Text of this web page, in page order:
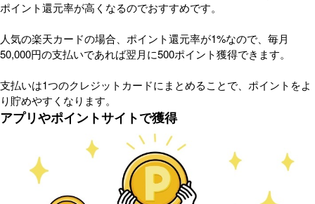
ポイント還元率が高くなるのでおすすめです。
人気の楽天カードの場合、ポイント還元率が1%なので、毎月
50,000円の支払いであれば翌月に500ポイント獲得できます。
支払いは1つのクレジットカードにまとめることで、ポイントをよ
り貯めやすくなります。
アプリやポイントサイトで獲得